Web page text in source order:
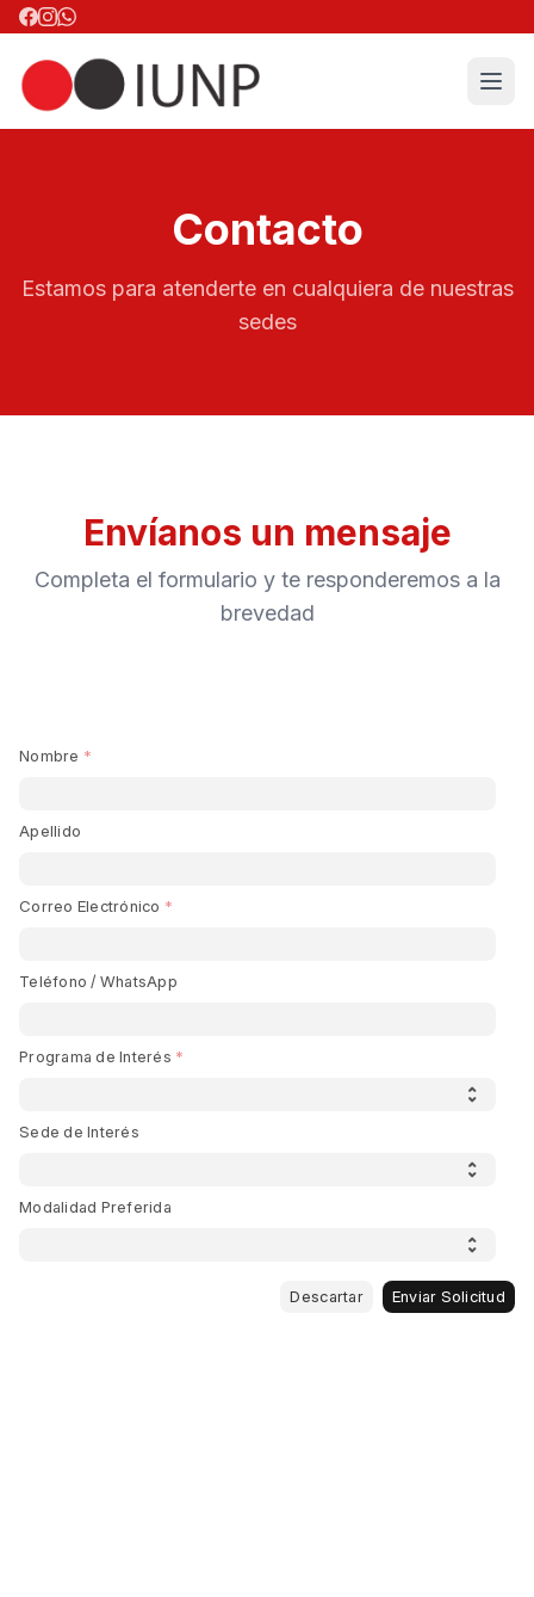
Contacto
Estamos para atenderte en cualquiera de nuestras
sedes
Envíanos un mensaje
Completa el formulario y te responderemos a la
brevedad